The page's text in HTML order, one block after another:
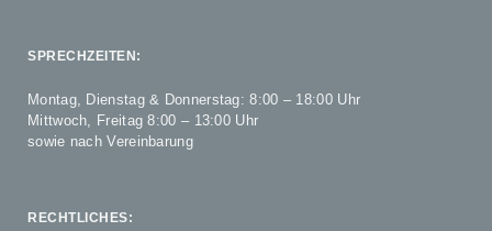
SPRECHZEITEN:
Montag, Dienstag & Donnerstag: 8:00 – 18:00 Uhr
Mittwoch, Freitag 8:00 – 13:00 Uhr
sowie nach Vereinbarung
RECHTLICHES: